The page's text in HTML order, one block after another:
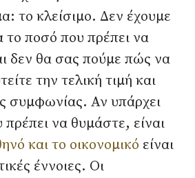
το κλείσιμο. Δεν έχουμε
το ποσό που πρέπει να
δεν θα σας πούμε πώς να
την τελική τιμή και
συμφωνίας. Αν υπάρχει
να θυμάστε, είναι
και το οικονομικό είναι
έννοιες. Οι